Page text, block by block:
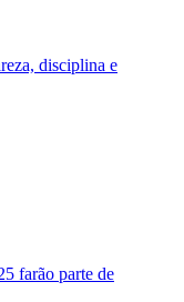
disciplina e
farão parte de